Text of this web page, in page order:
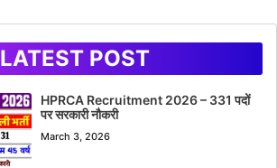
LATEST POST
HPRCA Recruitment 2026 – 331 पदों
पर सरकारी नौकरी
March 3, 2026